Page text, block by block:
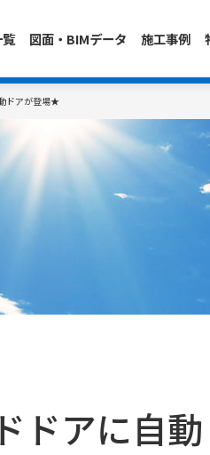
図面・BIMデータ 施工事例
ドアが登場★
ドアに自